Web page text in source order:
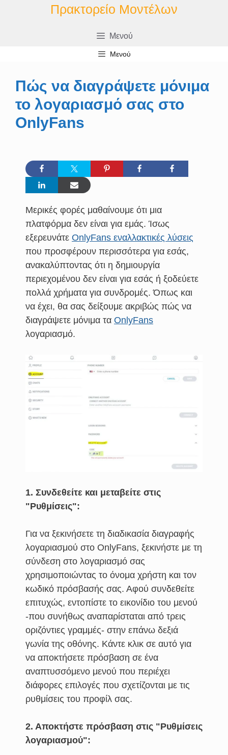
Πρακτορείο Μοντέλων
Μενού
Μενού
Πώς να διαγράψετε μόνιμα
το λογαριασμό σας στο
OnlyFans
Μερικές φορές μαθαίνουμε ότι μια
πλατφόρμα δεν είναι για εμάς. Ίσως
εξερευνάτε OnlyFans εναλλακτικές λύσεις
που προσφέρουν περισσότερα για εσάς,
ανακαλύπτοντας ότι η δημιουργία
περιεχομένου δεν είναι για εσάς ή ξοδεύετε
πολλά χρήματα για συνδρομές. Όπως και
να έχει, θα σας δείξουμε ακριβώς πώς να
διαγράψετε μόνιμα τα OnlyFans
λογαριασμό.
1. Συνδεθείτε και μεταβείτε στις
"Ρυθμίσεις":
Για να ξεκινήσετε τη διαδικασία διαγραφής
λογαριασμού στο OnlyFans, ξεκινήστε με τη
σύνδεση στο λογαριασμό σας
χρησιμοποιώντας το όνομα χρήστη και τον
κωδικό πρόσβασής σας. Αφού συνδεθείτε
επιτυχώς, εντοπίστε το εικονίδιο του μενού
-που συνήθως αναπαρίσταται από τρεις
οριζόντιες γραμμές- στην επάνω δεξιά
γωνία της οθόνης. Κάντε κλικ σε αυτό για
να αποκτήσετε πρόσβαση σε ένα
αναπτυσσόμενο μενού που περιέχει
διάφορες επιλογές που σχετίζονται με τις
ρυθμίσεις του προφίλ σας.
2. Αποκτήστε πρόσβαση στις "Ρυθμίσεις
λογαριασμού":